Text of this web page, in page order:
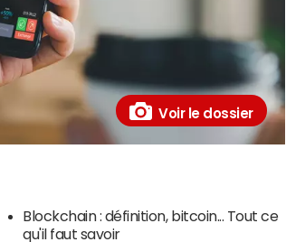
Voir le dossier
Blockchain : définition, bitcoin... Tout ce
qu'il faut savoir